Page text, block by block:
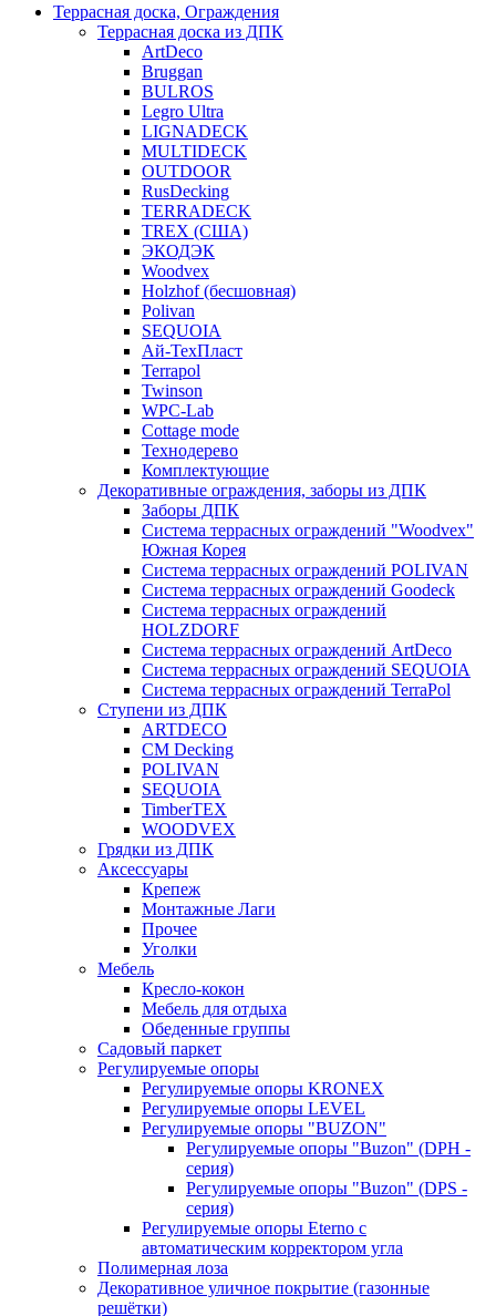
Террасная доска, Ограждения
Террасная доска из ДПК
ArtDeco
Bruggan
BULROS
Legro Ultra
LIGNADECK
MULTIDECK
OUTDOOR
RusDecking
TERRADECK
TREX (США)
ЭКОДЭК
Woodvex
Holzhof (бесшовная)
Polivan
SEQUOIA
Ай-ТехПласт
Terrapol
Twinson
WPC-Lab
Cottage mode
Технодерево
Комплектующие
Декоративные ограждения, заборы из ДПК
Заборы ДПК
Система террасных ограждений "Woodvex"
Южная Корея
Система террасных ограждений POLIVAN
Система террасных ограждений Goodeck
Система террасных ограждений
HOLZDORF
Система террасных ограждений ArtDeco
Система террасных ограждений SEQUOIA
Система террасных ограждений TerraPol
Ступени из ДПК
ARTDECO
CM Decking
POLIVAN
SEQUOIA
TimberTEX
WOODVEX
Грядки из ДПК
Аксессуары
Крепеж
Монтажные Лаги
Прочее
Уголки
Мебель
Кресло-кокон
Мебель для отдыха
Обеденные группы
Садовый паркет
Регулируемые опоры
Регулируемые опоры KRONEX
Регулируемые опоры LEVEL
Регулируемые опоры "BUZON"
Регулируемые опоры "Buzon" (DPH -
серия)
Регулируемые опоры "Buzon" (DPS -
серия)
Регулируемые опоры Eterno с
автоматическим корректором угла
Полимерная лоза
Декоративное уличное покрытие (газонные
решётки)